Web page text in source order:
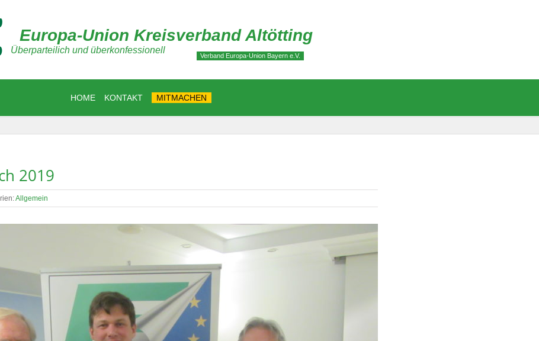
Europa-Union Kreisverband Altötting
Überparteilich und überkonfessionell
Verband Europa-Union Bayern e.V.
HOME KONTAKT MITMACHEN
2019
Allgemein